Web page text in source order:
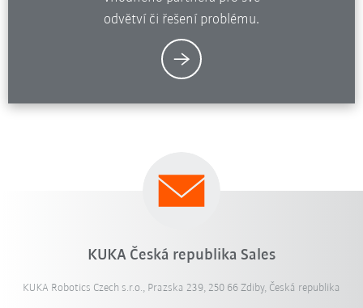
odvětví či řešení problému.
KUKA Česká republika Sales
KUKA Robotics Czech s.r.o., Prazska 239, 250 66 Zdiby, Česká republika